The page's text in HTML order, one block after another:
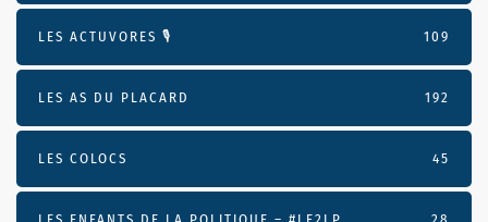
LES ACTUVORES 🎙 109
LES AS DU PLACARD 192
LES COLOCS 45